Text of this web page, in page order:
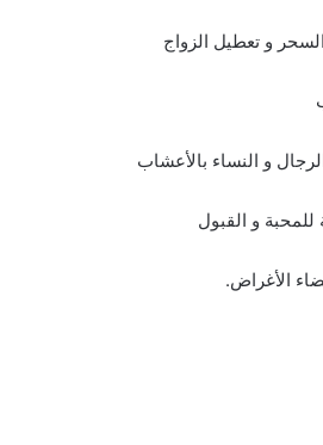
السحر و تعطيل الزواج
و النساء بالأعشاب
للمحبة و القبول
الأغراض.